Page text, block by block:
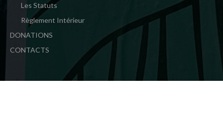
Les Statuts
Règlement Intérieur
DONATIONS
CONTACTS